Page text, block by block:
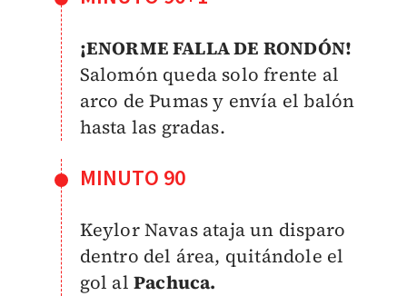
¡ENORME FALLA DE RONDÓN!
Salomón queda solo frente al
arco de Pumas y envía el balón
hasta las gradas.
MINUTO 90
Keylor Navas ataja un disparo
dentro del área, quitándole el
gol al Pachuca.